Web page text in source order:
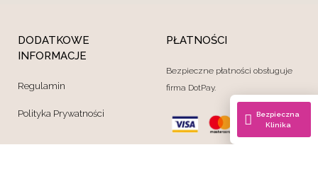
DODATKOWE
INFORMACJE
Regulamin
Polityka Prywatności
PŁATNOŚCI
Bezpieczne płatności obsługuje
firma DotPay.
Bezpieczna
Klinika